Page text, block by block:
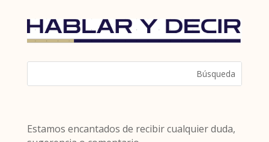
Estamos encantados de recibir cualquier duda,